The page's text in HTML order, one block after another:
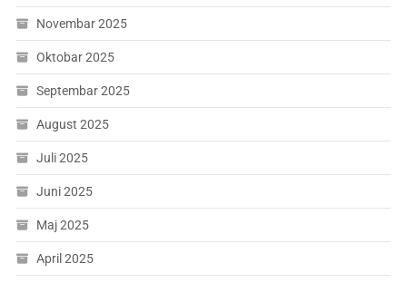
Novembar 2025
Oktobar 2025
Septembar 2025
August 2025
Juli 2025
Juni 2025
Maj 2025
April 2025